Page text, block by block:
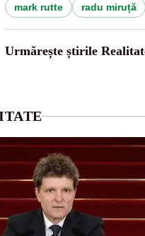
mark rutte radu miruță
Urmărește știrile